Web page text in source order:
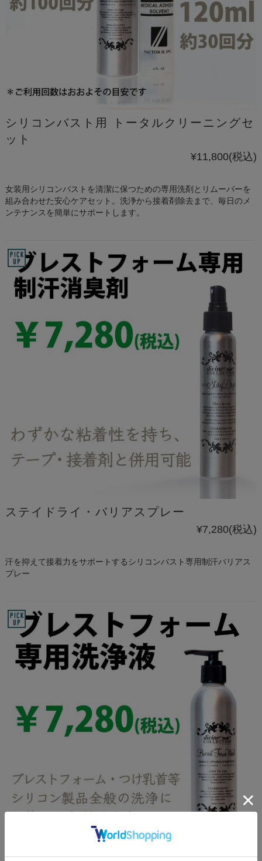
シリコンバスト用 トータルクリーニングセ
ット
¥11,800(税込)
女装用シリコンバストを清潔に保つための専用洗剤とリムーバーを
組み合わせた安心ケアセット。洗浄から接着剤除去まで、毎日のメ
ンテナンスを簡単にサポートします。
ステイドライ・バリアスプレー
¥7,280(税込)
汗を抑えて接着力をサポートするシリコンバスト専用制汗バリアス
プレー